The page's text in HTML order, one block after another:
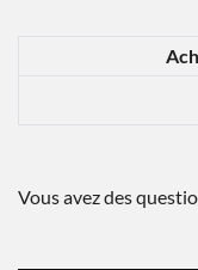
Vous avez des